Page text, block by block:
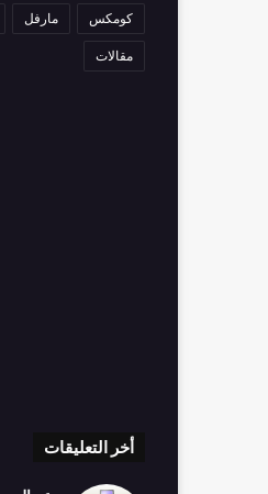
كومكس مارفل
مقالات
أخر التعليقات